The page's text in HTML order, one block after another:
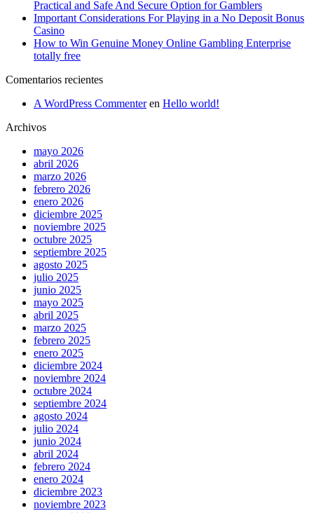
Practical and Safe And Secure Option for Gamblers
Important Considerations For Playing in a No Deposit Bonus
Casino
How to Win Genuine Money Online Gambling Enterprise
totally free
Comentarios recientes
A WordPress Commenteren Hello world!
Archivos
mayo 2026
abril 2026
marzo 2026
febrero 2026
enero 2026
diciembre 2025
noviembre 2025
octubre 2025
septiembre 2025
agosto 2025
julio 2025
junio 2025
mayo 2025
abril 2025
marzo 2025
febrero 2025
enero 2025
diciembre 2024
noviembre 2024
octubre 2024
septiembre 2024
agosto 2024
julio 2024
junio 2024
abril 2024
febrero 2024
enero 2024
diciembre 2023
noviembre 2023